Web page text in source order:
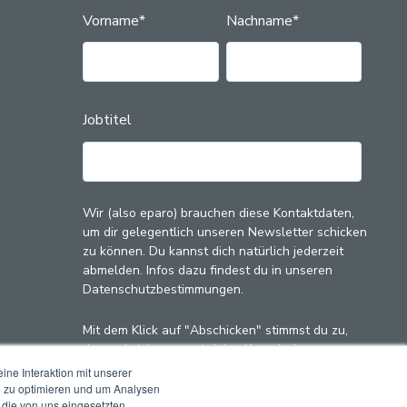
Interaktion mit unserer
optimieren und um Analysen
Vorname* Nachname*
Jobtitel
Wir (also eparo) brauchen diese Kontaktdaten,
um dir gelegentlich unseren Newsletter schicken
zu können. Du kannst dich natürlich jederzeit
abmelden. Infos dazu findest du in unseren
Datenschutzbestimmungen.
Mit dem Klick auf "Abschicken" stimmst du zu,
dass wir (also eparo) deine Kontaktdaten zu
diesem Zweck speichern und verarbeiten.